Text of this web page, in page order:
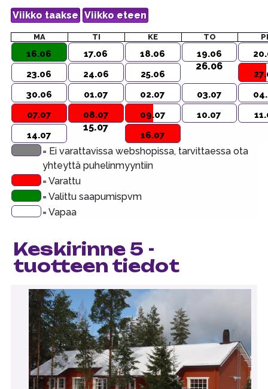
MA TI KE TO
16.06 17.06 18.06 19.06
23.06
24.06 25.06
26.06
30.06
01.07 02.07 03.07
07.07
08.07 09.07 10.07
14.07
15.07
16.07
= Ei varattavissa webshopissa, tarvittaessa ota
yhteyttä puhelinmyyntiin
= Varattu
= Valittu saapumispvm
= Vapaa
Keskirinne 5 -
tuotteen tiedot